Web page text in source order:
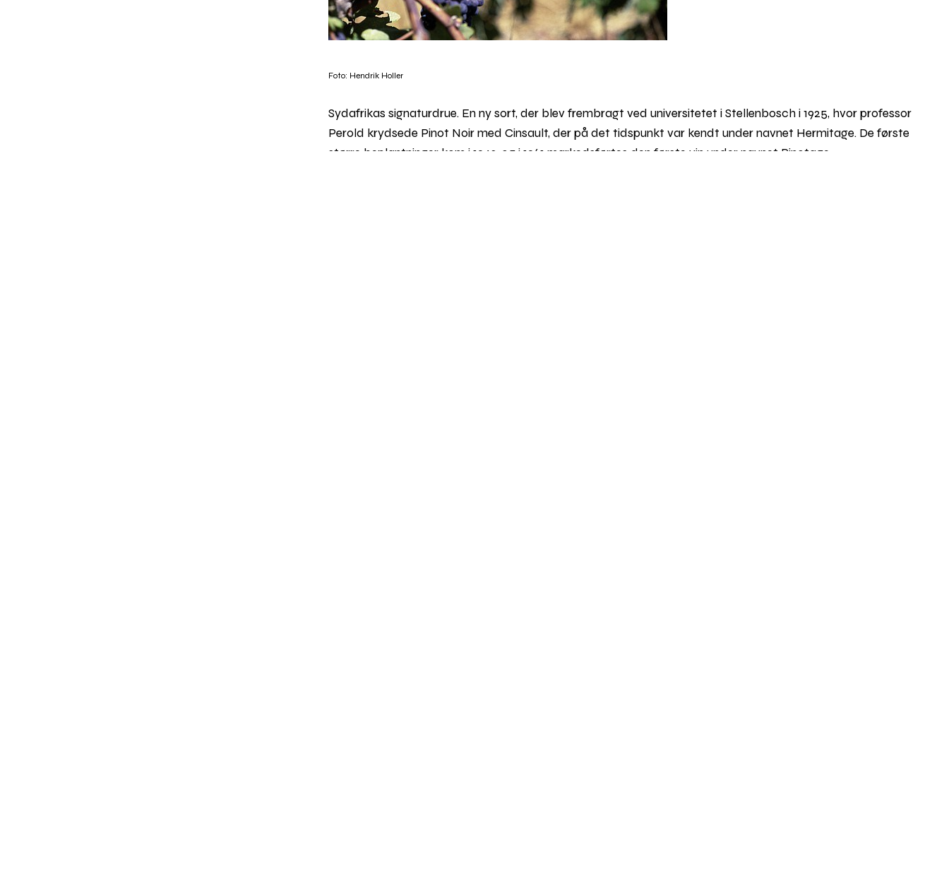
Foto: Hendrik Holler
Sydafrikas signaturdrue. En ny sort, der blev frembragt ved universitetet i Stellenbosch i 1925, hvor professor
Perold krydsede Pinot Noir med Cinsault, der på det tidspunkt var kendt under navnet Hermitage. De første
større beplantninger kom i 1943, og i 1961 markedsførtes den første vin under navnet Pinotage.